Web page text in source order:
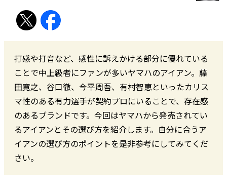
打感や打音など、感性に訴えかける部分に優れている
ことで中上級者にファンが多いヤマハのアイアン。藤
田寛之、谷口徹、今平周吾、有村智恵といったカリス
マ性のある有力選手が契約プロにいることで、存在感
のあるブランドです。今回はヤマハから発売されてい
るアイアンとその選び方を紹介します。自分に合うア
イアンの選び方のポイントを是非参考にしてみてくだ
さい。